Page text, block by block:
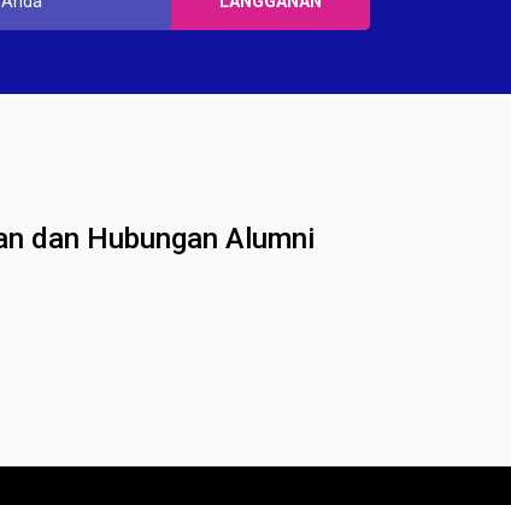
dan Hubungan Alumni